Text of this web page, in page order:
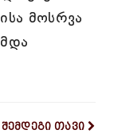
მოსრვა
შემდეგი თავი